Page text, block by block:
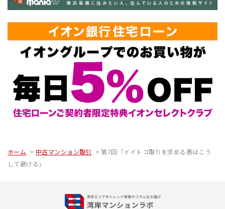
ホーム 中古マンション取引
第7回「イイトコ取りを求める愚はこう
して避ける」